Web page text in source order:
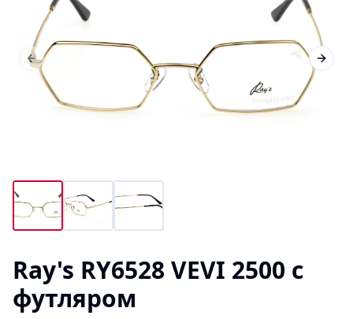
Previous slide Next
Ray's RY6528 VEVI 2500 с
футляром